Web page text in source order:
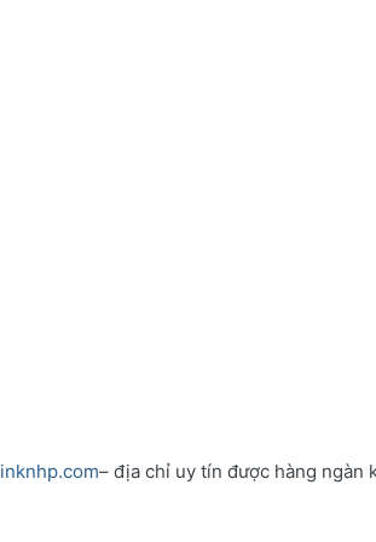
inknhp.com– địa chỉ uy tín được hàng ngàn